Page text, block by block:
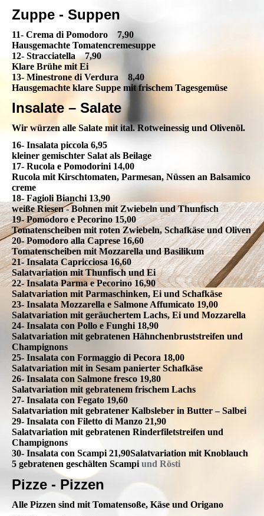
Zuppe - Suppen
11- Crema di Pomodoro 7,90
Hausgemachte Tomatencremesuppe
12- Stracciatella 7,90
Klare Brühe mit Ei
13- Minestrone di Verdura 8,40
Hausgemachte klare Suppe mit frischem Tagesgemüse
Insalate – Salate
Wir würzen alle Salate mit ital. Rotweinessig und Olivenöl.
16- Insalata piccola 6,95
kleiner gemischter Salat als Beilage
17- Rucola e Pomodorini 14,00
Rucola mit Kirschtomaten, Parmesan, Nüssen an Balsamico
creme
18- Fagioli Bianchi 13,90
weiße Riesen - Bohnen mit Zwiebeln und Thunfisch
19- Pomodoro e Pecorino 15,00
Tomatenscheiben mit roten Zwiebeln, Schafkäse und Oliven
20- Pomodoro alla Caprese 16,60
Tomatenscheiben mit Mozzarella und Basilikum
21- Insalata Capricciosa 16,60
Salatvariation mit Thunfisch und Ei
22- Insalata Parma e Pecorino 16,90
Salatvariation mit Parmaschinken, Ei und Schafkäse
23- Insalata Mozzarella e Salmone Affumicato 19,00
Salatvariation mit geräuchertem Lachs, Ei und Mozzarella
24- Insalata con Pollo e Funghi 18,90
Salatvariation mit gebratenen Hähnchenbruststreifen und
Champignons
25- Insalata con Formaggio di Pecora 18,00
Salatvariation mit in Sesam panierter Schafkäse
26- Insalata con Salmone fresco 19,80
Salatvariation mit gebratenem frischem Lachs
27- Insalata con Fegato 19,60
Salatvariation mit gebratener Kalbsleber in Butter – Salbei
29- Insalata con Filetto di Manzo 21,90
Salatvariation mit gebratenen Rinderfiletstreifen und
Champignons
30- Insalata con Scampi 21,90Salatvariation mit Knoblauch
5 gebratenen geschälten Scampiund Rösti
Pizze - Pizzen
Alle Pizzen sind mit Tomatensoße, Käse und Origano